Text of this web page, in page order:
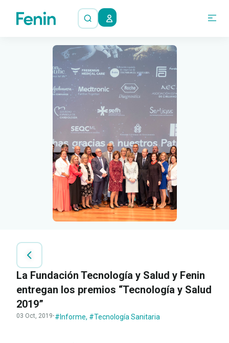
La Fundación Tecnología y Salud y Fenin
entregan los premios “Tecnología y Salud
2019”
03 Oct, 2019·#Informe, #Tecnología Sanitaria